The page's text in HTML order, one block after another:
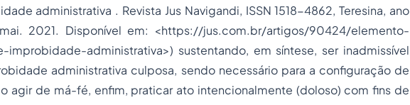
administrativa . Revista Jus Navigandi, ISSN 1518-4862, Teresina, ano
2021. Disponível em: <https://jus.com.br/artigos/90424/elemento-
improbidade-administrativa>) sustentando, em síntese, ser inadmissível
administrativa culposa, sendo necessário para a configuração de
agir de má-fé, enfim, praticar ato intencionalmente (doloso) com fins de